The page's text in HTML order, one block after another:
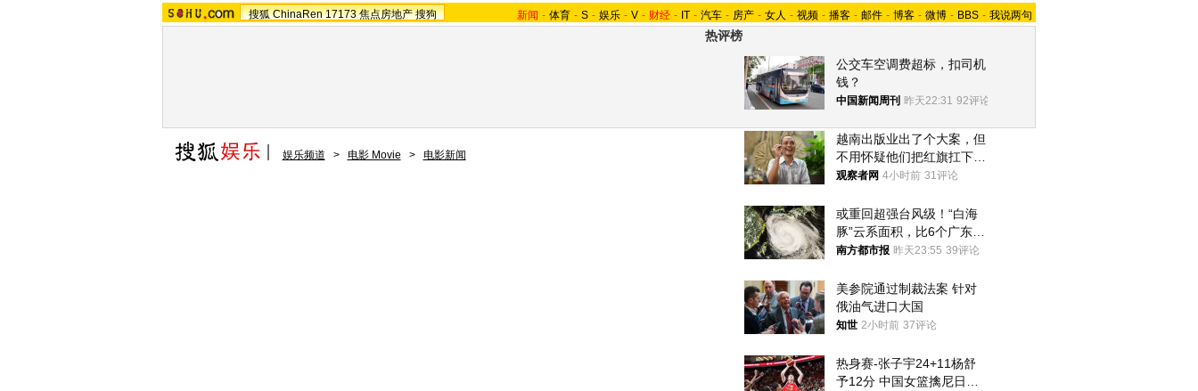
搜狐 ChinaRen 17173 焦点房地产 搜狗 新闻 - 体育 - S - 娱乐 - V - 财经 - IT - 汽车 - 房产 - 女人 - 视频 - 播客 - 邮件 - 博客 - 微博 - BBS - 我说两句
热评榜
公交车空调费超标，扣司机
钱？
中国新闻周刊 昨天22:31 92评论
越南出版业出了个大案，但
不用怀疑他们把红旗扛下去
的决心
观察者网 4小时前 31评论
或重回超强台风级！“白海
豚”云系面积，比6个广东还
大！深圳官方：注意这件事
南方都市报 昨天23:55 39评论
美参院通过制裁法案 针对
俄油气进口大国
知世 2小时前 37评论
热身赛-张子宇24+11杨舒
予12分 中国女篮擒尼日利
娱乐频道 > 电影 Movie > 电影新闻